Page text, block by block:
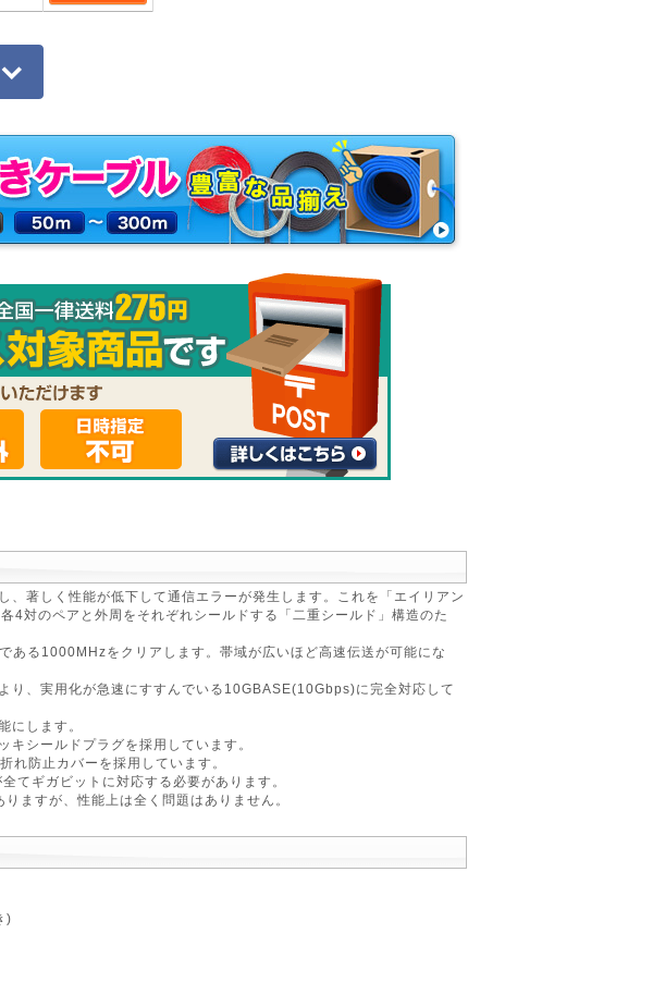
著しく性能が低下して通信エラーが発生します。これを「エイリアン
4対のペアと外周をそれぞれシールドする「二重シールド」構造のた
ある1000MHzをクリアします。帯域が広いほど高速伝送が可能にな
り、実用化が急速にすすんでいる10GBASE(10Gbps)に完全対応して
にします。
シールドプラグを採用しています。
れ防止カバーを採用しています。
てギガビットに対応する必要があります。
ますが、性能上は全く問題はありません。
)